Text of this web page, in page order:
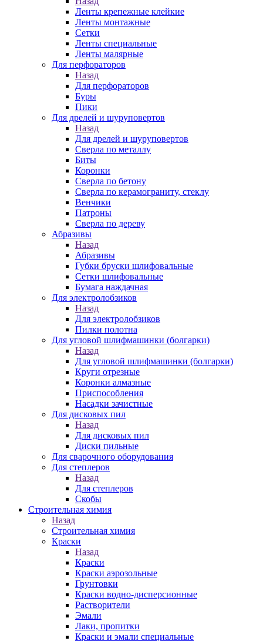
Ленты крепежные клейкие
Ленты монтажные
Сетки
Ленты специальные
Ленты малярные
Для перфораторов
Назад
Для перфораторов
Буры
Пики
Для дрелей и шуруповертов
Назад
Для дрелей и шуруповертов
Сверла по металлу
Биты
Коронки
Сверла по бетону
Сверла по керамограниту, стеклу
Венчики
Патроны
Сверла по дереву
Абразивы
Назад
Абразивы
Губки бруски шлифовальные
Сетки шлифовальные
Бумага наждачная
Для электролобзиков
Назад
Для электролобзиков
Пилки полотна
Для угловой шлифмашинки (болгарки)
Назад
Для угловой шлифмашинки (болгарки)
Круги отрезные
Коронки алмазные
Приспособления
Насадки зачистные
Для дисковых пил
Назад
Для дисковых пил
Диски пильные
Для сварочного оборудования
Для степлеров
Назад
Для степлеров
Скобы
Строительная химия
Назад
Строительная химия
Краски
Назад
Краски
Краски аэрозольные
Грунтовки
Краски водно-дисперсионные
Растворители
Эмали
Лаки, пропитки
Краски и эмали специальные